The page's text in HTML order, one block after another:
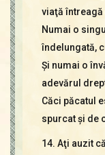
viaţă
Numai o
îndelungată,
Şi numai o
adevărul
Căci păcatul
spurcat şi de
14. Aţi auzit